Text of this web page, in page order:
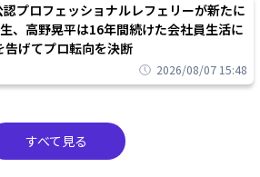
プロフェッショナルレフェリーが新たに
、高野晃平は16年間続けた会社員生活に
告げてプロ転向を決断
2026/08/07 15:48
すべて見る